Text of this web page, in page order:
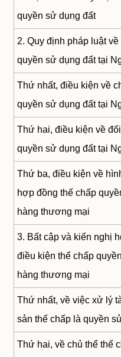
quyền sử dụng đất
2. Quy định pháp luật
quyền sử dụng đất tại
Thứ nhất, điều kiện về
quyền sử dụng đất tại
Thứ hai, điều kiện về
quyền sử dụng đất tại
Thứ ba, điều kiện về
hợp đồng thế chấp
hàng thương mại
3. Bất cập và kiến nghị
điều kiện thế chấp
hàng thương mại
Thứ nhất, về việc xử lý
sản thế chấp là quyền
Thứ hai, về chủ thể thế